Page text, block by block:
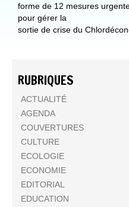
forme de 12 mesures
pour gérer la
sortie de crise du
RUBRIQUES
ACTUALITÉ
AGENDA
COUVERTURES
CULTURE
ECOLOGIE
ECONOMIE
EDITORIAL
EDUCATION